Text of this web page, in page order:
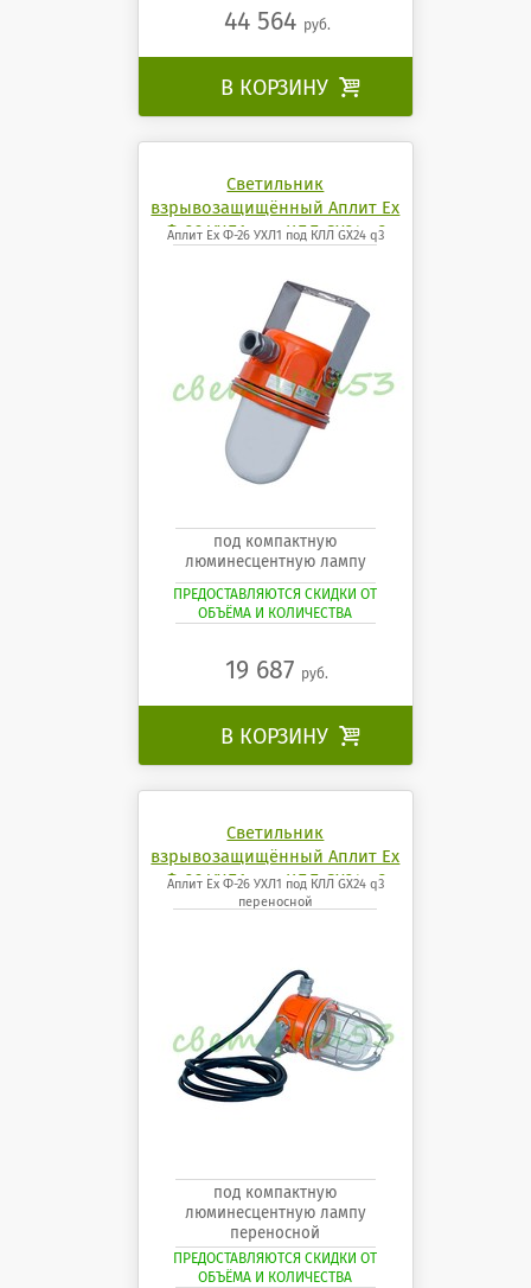
44 564 руб.
В КОРЗИНУ 
Светильник
взрывозащищённый Аплит Ех
Ф-26 УХЛ1 под КЛЛ GX24 q3
Аплит Ех Ф-26 УХЛ1 под КЛЛ GX24 q3
под компактную
люминесцентную лампу
ПРЕДОСТАВЛЯЮТСЯ СКИДКИ ОТ
ОБЪЁМА И КОЛИЧЕСТВА
19 687 руб.
В КОРЗИНУ 
Светильник
взрывозащищённый Аплит Ех
Ф-26 УХЛ1 под КЛЛ GX24 q3
переносной
Аплит Ех Ф-26 УХЛ1 под КЛЛ GX24 q3
переносной
под компактную
люминесцентную лампу
переносной
ПРЕДОСТАВЛЯЮТСЯ СКИДКИ ОТ
ОБЪЁМА И КОЛИЧЕСТВА